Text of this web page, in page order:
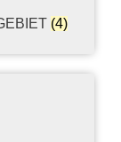
(4)